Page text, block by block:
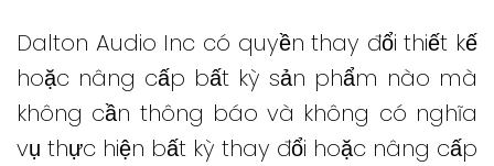
Dalton Audio Inc có quyền thay đổi thiết kế
hoặc nâng cấp bất kỳ sản phẩm nào mà
không cần thông báo và không có nghĩa
vụ thực hiện bất kỳ thay đổi hoặc nâng cấp